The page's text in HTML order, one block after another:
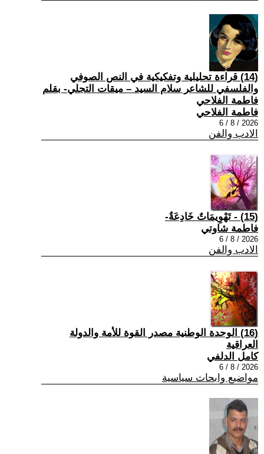
(14) قراءة تحليلية وتفكيكية في النص الصوفي
والفلسفي للشاعر سلام السيد – ميقات التجلي- بقلم
فاطمة الفلاحي
فاطمة الفلاحي
2026 / 8 / 6
الادب والفن
(15) - تَهْوِيمَاتٌ خَادِعَةٌ-
فاطمة شاوتي
2026 / 8 / 6
الادب والفن
(16) الوحدة الوطنية مصدر القوة للأمة والدولة
العراقية
كامل الدلفي
2026 / 8 / 6
مواضيع وابحاث سياسية